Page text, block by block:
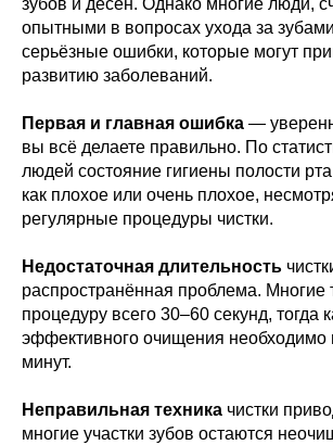
зубов и дёсен. Однако многие люди,
опытными в вопросах ухода за
серьёзные ошибки, которые могут
развитию заболеваний.
Первая и главная ошибка —
вы всё делаете правильно. По
людей состояние гигиены полости
как плохое или очень плохое,
регулярные процедуры чистки.
Недостаточная длительность
распространённая проблема. Многие
процедуру всего 30–60 секунд, тогда
эффективного очищения необходимо
минут.
Неправильная техника чистки
многие участки зубов остаются